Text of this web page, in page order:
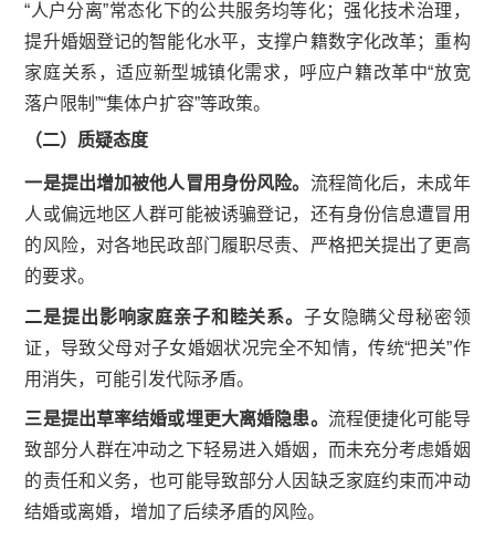
“人户分离”常态化下的公共服务均等化；强化技术治理，
提升婚姻登记的智能化水平，支撑户籍数字化改革；重构
家庭关系，适应新型城镇化需求，呼应户籍改革中“放宽
落户限制”“集体户扩容”等政策。
（二）质疑态度
一是提出增加被他人冒用身份风险。 流程简化后，未成年
人或偏远地区人群可能被诱骗登记，还有身份信息遭冒用
的风险，对各地民政部门履职尽责、严格把关提出了更高
的要求。
二是提出影响家庭亲子和睦关系。 子女隐瞒父母秘密领
证，导致父母对子女婚姻状况完全不知情，传统“把关”作
用消失，可能引发代际矛盾。
三是提出草率结婚或埋更大离婚隐患。 流程便捷化可能导
致部分人群在冲动之下轻易进入婚姻，而未充分考虑婚姻
的责任和义务，也可能导致部分人因缺乏家庭约束而冲动
结婚或离婚，增加了后续矛盾的风险。